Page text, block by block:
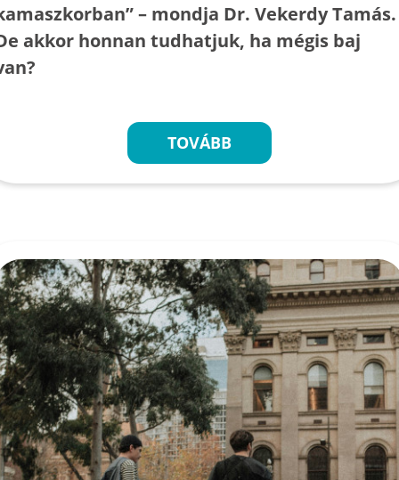
– mondja Dr. Vekerdy Tamás.
akkor honnan tudhatjuk, ha mégis baj
TOVÁBB